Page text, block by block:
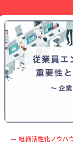
組織活性化ノウハ